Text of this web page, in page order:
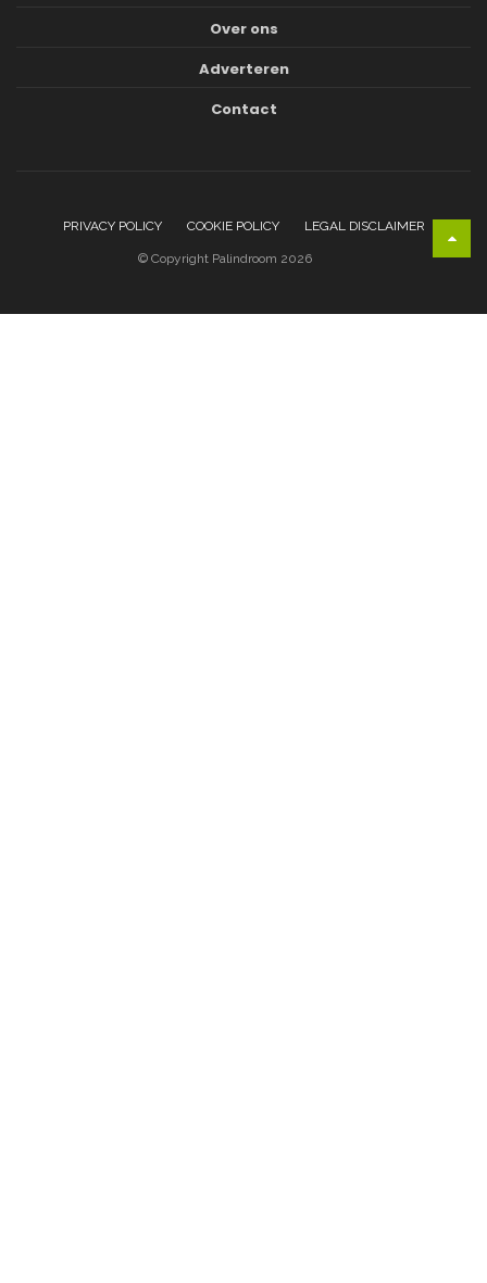
Over ons
Adverteren
Contact
PRIVACY POLICY COOKIE POLICY LEGAL DISCLAIMER
© Copyright Palindroom 2026